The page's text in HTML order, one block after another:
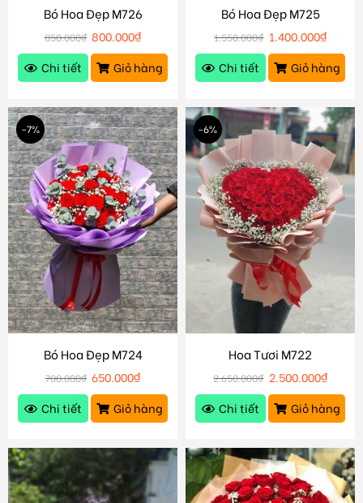
Bó Hoa Đẹp M726
850.000₫ 800.000₫
Chi tiết
Giỏ hàng
Bó Hoa Đẹp M725
1.550.000₫ 1.400.000₫
Chi tiết
Giỏ hàng
-7%
Bó Hoa Đẹp M724
700.000₫ 650.000₫
Chi tiết
Giỏ hàng
-6%
Hoa Tươi M722
2.650.000₫ 2.500.000₫
Chi tiết
Giỏ hàng